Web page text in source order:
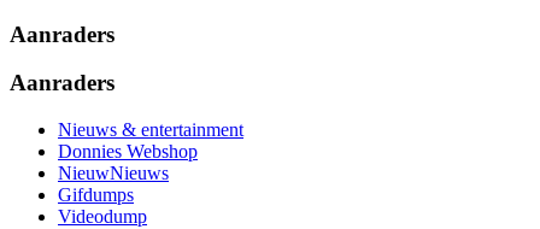
Aanraders
Aanraders
Nieuws & entertainment
Donnies Webshop
NieuwNieuws
Gifdumps
Videodump